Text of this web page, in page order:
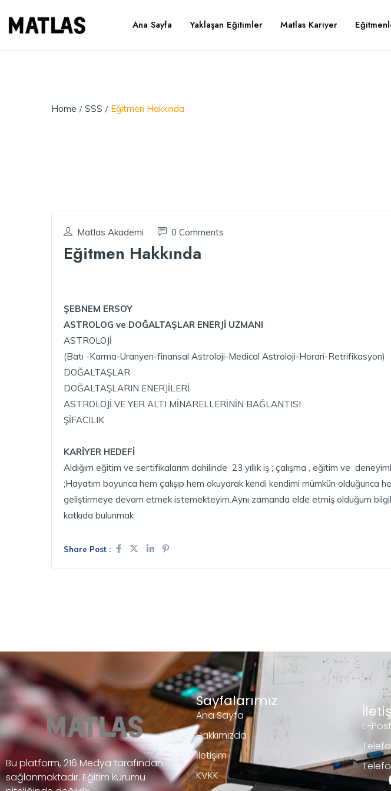
Ana Sayfa Yaklaşan Eğitimler Matlas Kariyer
Home SSS Eğitmen Hakkında
Matlas Akademi 0 Comments
Eğitmen Hakkında
ŞEBNEM ERSOY
ASTROLOG ve DOĞALTAŞLAR ENERJİ UZMANI
ASTROLOJİ
(Batı -Karma-Uranyen-finansal Astroloji-Medical Astroloji-Horari-Retrifikasyon)
DOĞALTAŞLAR
DOĞALTAŞLARIN ENERJİLERİ
ASTROLOJİ VE YER ALTI MİNARELLERİNİN BAĞLANTISI
ŞİFACILIK
KARİYER HEDEFİ
Aldığım eğitim ve sertifikalarım dahilinde 23 yıllık iş ; çalışma , eğitim ve
;Hayatım boyunca hem çalışıp hem okuyarak kendi kendimi mümkün
geliştirmeye devam etmek istemekteyim.Aynı zamanda elde etmiş olduğum
katkıda bulunmak
Share Post :
Bu platform, 216 Medya tarafından
sağlanmaktadır. Eğitim kurumu
Sayfalarımız
Ana Sayfa
Hakkımızda
İletişim
KVKK
E-